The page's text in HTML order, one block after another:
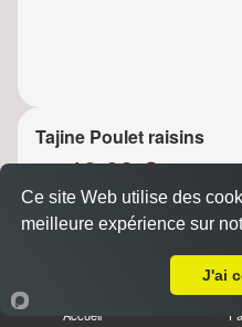
Tajine Poulet raisins
18.90 €
Accueil
Ce site Web utilise des
meilleure expérience sur
J'ai